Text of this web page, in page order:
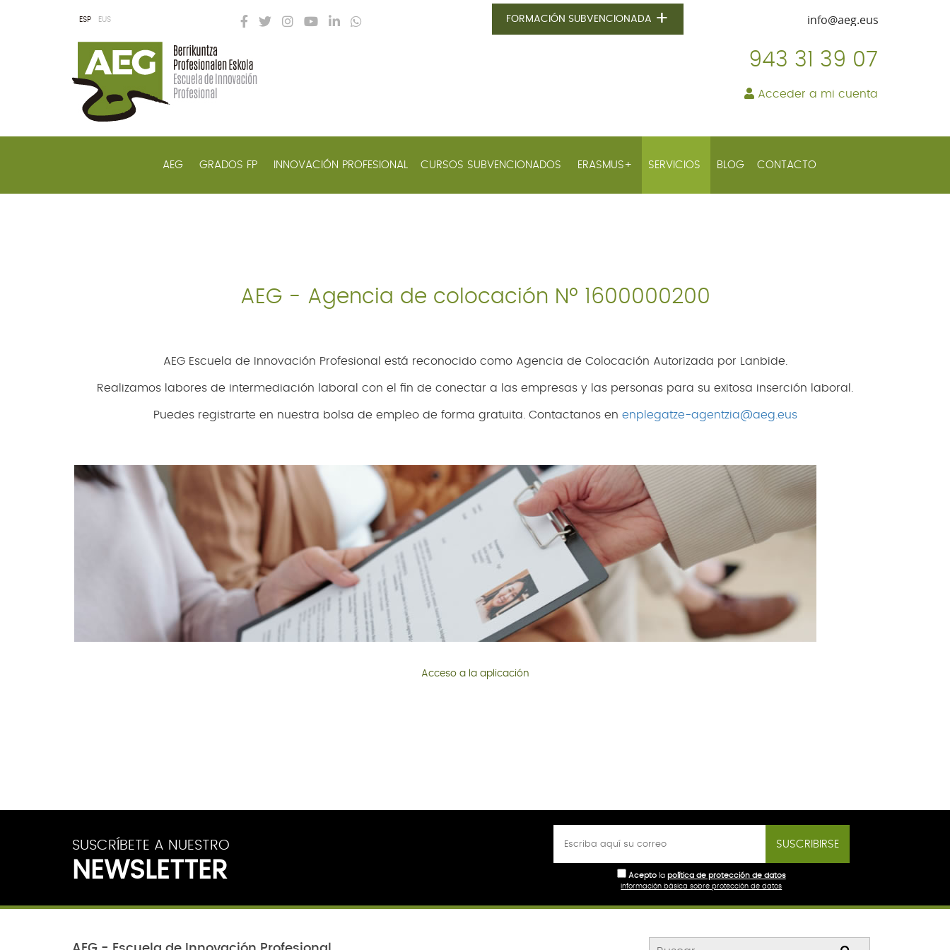
ESP EUS FORMACIÓN SUBVENCIONADA +
943 31 39 07
Acceder a mi cuenta
AEG GRADOS FP INNOVACIÓN PROFESIONAL CURSOS SUBVENCIONADOS ERASMUS+ SERVICIOS BLOG CONTACTO
AEG - Agencia de colocación Nº 1600000200
AEG Escuela de Innovación Profesional está reconocido como Agencia de Colocación Autorizada por Lanbide.
Realizamos labores de intermediación laboral con el fin de conectar a las empresas y las personas para su exitosa inserción laboral.
Puedes registrarte en nuestra bolsa de empleo de forma gratuita. Contactanos en enplegatze-agentzia@aeg.eus
Acceso a la aplicación
SUSCRÍBETE A NUESTRO
NEWSLETTER
SUSCRIBIRSE
Aceptola política de protección de datos
Información básica sobre protección de datos